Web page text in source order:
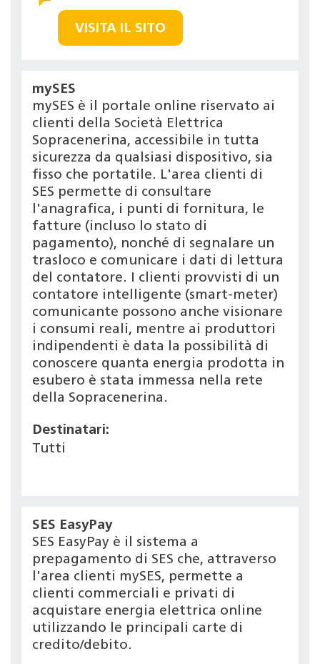
VISITA IL SITO
mySES
mySES è il portale online riservato ai
clienti della Società Elettrica
Sopracenerina, accessibile in tutta
sicurezza da qualsiasi dispositivo, sia
fisso che portatile. L'area clienti di
SES permette di consultare
l'anagrafica, i punti di fornitura, le
fatture (incluso lo stato di
pagamento), nonché di segnalare un
trasloco e comunicare i dati di lettura
del contatore. I clienti provvisti di un
contatore intelligente (smart-meter)
comunicante possono anche visionare
i consumi reali, mentre ai produttori
indipendenti è data la possibilità di
conoscere quanta energia prodotta in
esubero è stata immessa nella rete
della Sopracenerina.
Destinatari:
Tutti
SES EasyPay
SES EasyPay è il sistema a
prepagamento di SES che, attraverso
l'area clienti mySES, permette a
clienti commerciali e privati di
acquistare energia elettrica online
utilizzando le principali carte di
credito/debito.